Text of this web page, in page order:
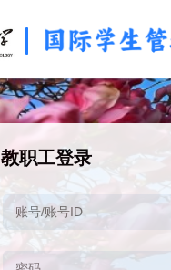
教职工登录